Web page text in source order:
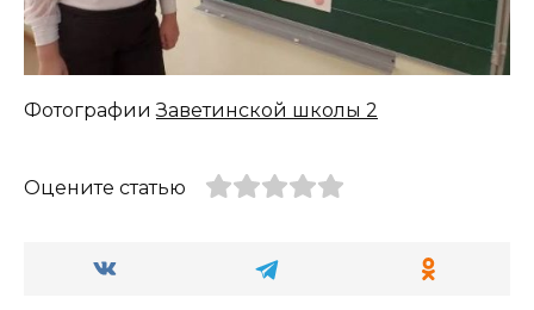
ФотографииЗаветинской школы 2
Оцените статью